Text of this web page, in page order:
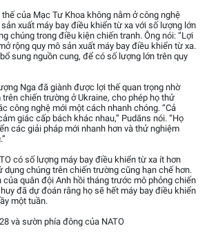
của Mạc Tư Khoa không nằm ở công nghệ
xuất máy bay điều khiển từ xa với số lượng lớn
chúng trong điều kiện chiến tranh. Ông nói: “Lợi
rộng quy mô sản xuất máy bay điều khiển từ xa.
sung nguồn cung, để có số lượng lớn trên quy
Nga đã giành được lợi thế quan trọng nhờ
chiến trường ở Ukraine, cho phép họ thử
công nghệ mới một cách nhanh chóng. “Cả
giác cấp bách khác nhau,” Pudāns nói. “Họ
các giải pháp mới nhanh hơn và thử nghiệm
có số lượng máy bay điều khiển từ xa ít hơn
dụng chúng trên chiến trường cũng hạn chế hơn.
quân đội Anh hồi tháng trước mô phỏng chiến
đã dự đoán rằng họ sẽ hết máy bay điều khiển
một tuần.
và sườn phía đông của NATO